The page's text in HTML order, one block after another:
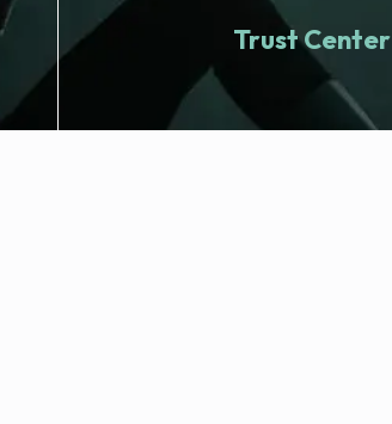
Trust Center